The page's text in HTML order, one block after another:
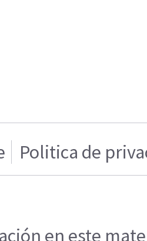
Politica de
en este